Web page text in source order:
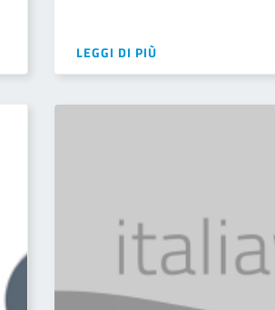
LEGGI DI PIÙ